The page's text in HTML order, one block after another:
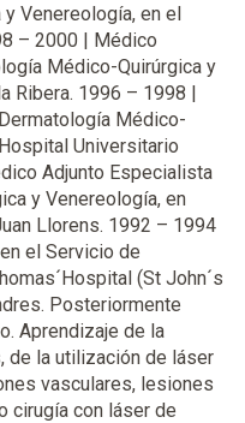
Venereología, en el
– 2000 | Médico
Médico-Quirúrgica y
Ribera. 1996 – 1998 |
Médico-
Universitario
Adjunto Especialista
y Venereología, en
Llorens. 1992 – 1994
el Servicio de
(St John´s
Posteriormente
Aprendizaje de la
de la utilización de láser
vasculares, lesiones
cirugía con láser de